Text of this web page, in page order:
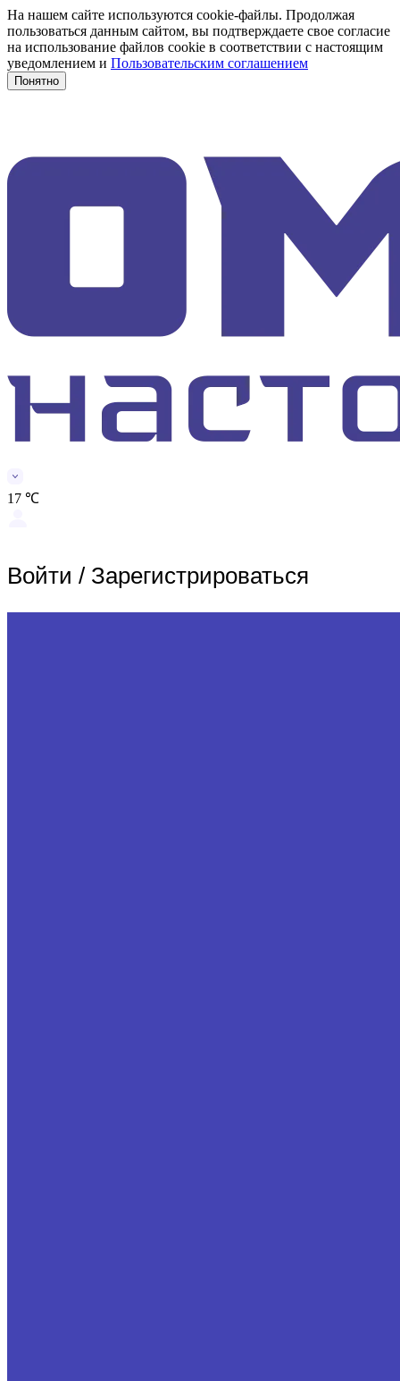
На нашем сайте используются cookie-файлы. Продолжая
пользоваться данным сайтом, вы подтверждаете свое согласие
на использование файлов cookie в соответствии с настоящим
уведомлением и Пользовательским соглашением
Понятно
17 ℃
Войти / Зарегистрироваться